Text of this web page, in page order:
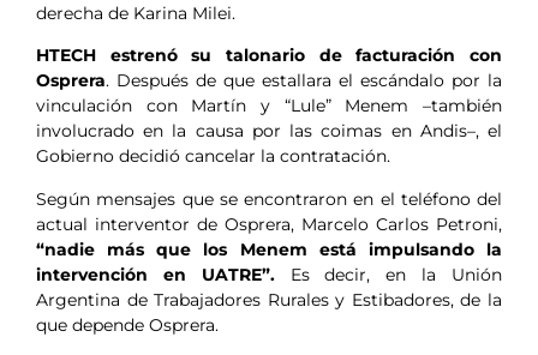
derecha de Karina Milei.
HTECH estrenó su talonario de facturación con
Osprera. Después de que estallara el escándalo por la
vinculación con Martín y “Lule” Menem –también
involucrado en la causa por las coimas en Andis–, el
Gobierno decidió cancelar la contratación.
Según mensajes que se encontraron en el teléfono del
actual interventor de Osprera, Marcelo Carlos Petroni,
“nadie más que los Menem está impulsando la
intervención en UATRE”. Es decir, en la Unión
Argentina de Trabajadores Rurales y Estibadores, de la
que depende Osprera.